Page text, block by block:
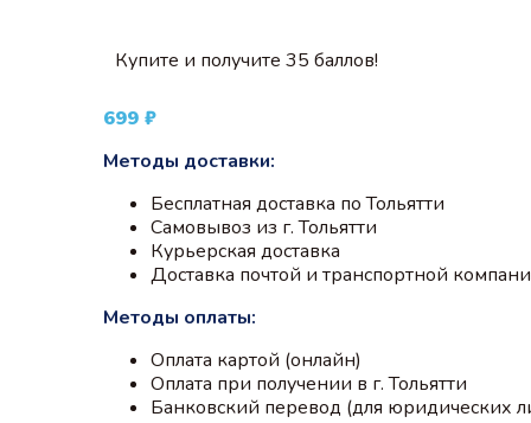
Купите и получите 35 баллов!
699 ₽
Методы доставки:
Бесплатная доставка по Тольятти
Самовывоз из г. Тольятти
Курьерская доставка
Доставка почтой и транспортной
Методы оплаты:
Оплата картой (онлайн)
Оплата при получении в г. Тольятти
Банковский перевод (для юридических